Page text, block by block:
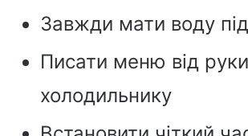
Завжди мати воду
Писати меню від
холодильнику